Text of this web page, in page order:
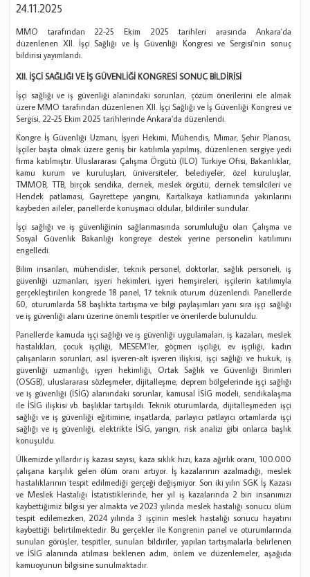
24.11.2025
MMO tarafından 22-25 Ekim 2025 tarihleri arasında Ankara'da
düzenlenen XII. İşçi Sağlığı ve İş Güvenliği Kongresi ve Sergisi'nin sonuç
bildirisi yayımlandı.
XII. İŞÇİ SAĞLIĞI VE İŞ GÜVENLİĞİ KONGRESİ SONUÇ BİLDİRİSİ
İşçi sağlığı ve iş güvenliği alanındaki sorunları, çözüm önerilerini ele almak
üzere MMO tarafından düzenlenen XII. İşçi Sağlığı ve İş Güvenliği Kongresi ve
Sergisi, 22-25 Ekim 2025 tarihlerinde Ankara’da düzenlendi.
Kongre İş Güvenliği Uzmanı, İşyeri Hekimi, Mühendis, Mimar, Şehir Plancısı,
İşçiler başta olmak üzere geniş bir katılımla yapılmış, düzenlenen sergiye yedi
firma katılmıştır. Uluslararası Çalışma Örgütü (ILO) Türkiye Ofisi, Bakanlıklar,
kamu kurum ve kuruluşları, üniversiteler, belediyeler, özel kuruluşlar,
TMMOB, TTB, birçok sendika, dernek, meslek örgütü, dernek temsilcileri ve
Hendek patlaması, Gayrettepe yangını, Kartalkaya katliamında yakınlarını
kaybeden aileler, panellerde konuşmacı oldular, bildiriler sundular.
İşçi sağlığı ve iş güvenliğinin sağlanmasında sorumluluğu olan Çalışma ve
Sosyal Güvenlik Bakanlığı kongreye destek yerine personelin katılımını
engelledi.
Bilim insanları, mühendisler, teknik personel, doktorlar, sağlık personeli, iş
güvenliği uzmanları, işyeri hekimleri, işyeri hemşireleri, işçilerin katılımıyla
gerçekleştirilen kongrede 18 panel, 17 teknik oturum düzenlendi. Panellerde
60, oturumlarda 58 başlıkta tartışma ve bilgi paylaşımları yanı sıra işçi sağlığı
ve iş güvenliği alanı üzerine önemli tespitler ve önerilerde bulunuldu.
Panellerde kamuda işçi sağlığı ve iş güvenliği uygulamaları, iş kazaları, meslek
hastalıkları, çocuk işçiliği, MESEM’ler, göçmen işçiliği, ev işçiliği, kadın
çalışanların sorunları, asıl işveren-alt işveren ilişkisi, işçi sağlığı ve hukuk, iş
güvenliği uzmanlığı, işyeri hekimliği, Ortak Sağlık ve Güvenliği Birimleri
(OSGB), uluslararası sözleşmeler, dijitalleşme, deprem bölgelerinde işçi sağlığı
ve iş güvenliği (İSİG) alanındaki sorunlar, kamusal İSİG modeli, sendikalaşma
ile İSİG ilişkisi vb. başlıklar tartışıldı. Teknik oturumlarda, dijitalleşmeden işçi
sağlığı ve iş güvenliği eğitimine, inşatlarda, parlayıcı patlayıcı ortamlarda işçi
sağlığı ve iş güvenliği, elektrikte İSİG, yangın, risk analizi gibi onlarca başlık
konuşuldu.
Ülkemizde yıllardır iş kazası sayısı, kaza sıklık hızı, kaza ağırlık oranı, 100.000
çalışana karşılık gelen ölüm oranı artıyor. İş kazalarının azalmadığı, meslek
hastalıklarının tespit edilmediği gerçeği değişmiyor. Son iki yılın SGK İş Kazası
ve Meslek Hastalığı İstatistiklerinde, her yıl iş kazalarında 2 bin insanımızı
kaybettiğimiz bilgisi yer almakta ve 2023 yılında meslek hastalığı sonucu ölüm
tespit edilemezken, 2024 yılında 3 işçinin meslek hastalığı sonucu hayatını
kaybettiği belirtilmektedir. Bu gerçekler ile Kongrenin panel ve oturumlarında
sunulan görüşler, tespitler, sunulan bildiriler, yapılan tartışmalarla belirlenen
ve İSİG alanında atılması beklenen adım, önlem ve düzenlemeler, aşağıda
kamuoyunun bilgisine sunulmaktadır.